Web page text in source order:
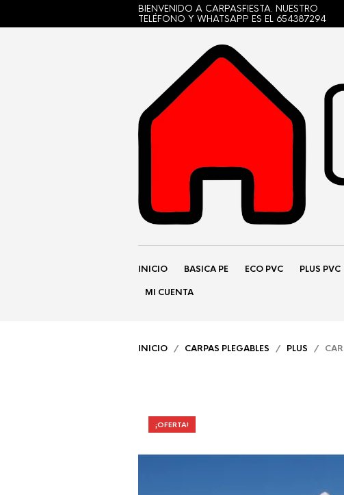
BIENVENIDO A CARPASFIESTA. NUESTRO
TELÉFONO Y WHATSAPP ES EL 654387294
INICIO BASICA PE ECO PVC PLUS PVC
MI CUENTA
INICIO / CARPAS PLEGABLES / PLUS /
¡OFERTA!